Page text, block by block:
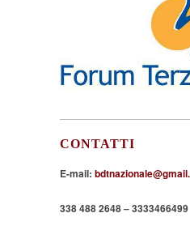
CONTATTI
E-mail:
338 488 2648 – 3333466499